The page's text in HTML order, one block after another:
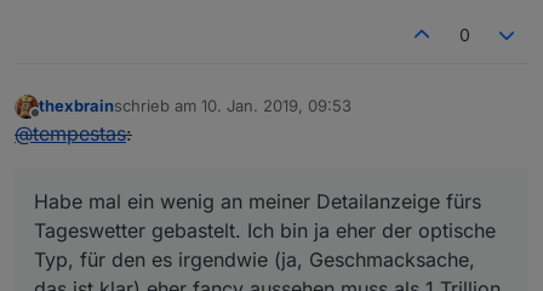
0
Offline
thexbrainschrieb am 10. Jan. 2019, 09:53
zuletzt editiert von
@tempestas:
Habe mal ein wenig an meiner Detailanzeige fürs
Tageswetter gebastelt. Ich bin ja eher der optische
Typ, für den es irgendwie (ja, Geschmacksache,